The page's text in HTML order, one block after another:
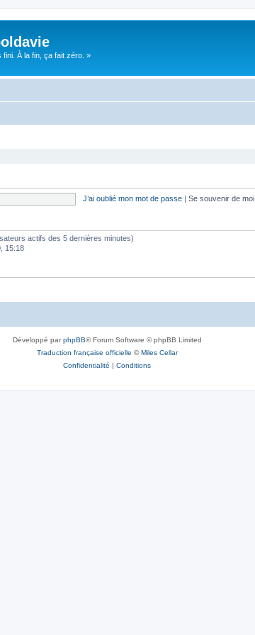
À la fin, ça fait zéro. »
J’ai oublié mon mot de passe | Se souvenir de moi
actifs des 5 dernières minutes)
15:18
Développé parphpBB® Forum Software © phpBB Limited
Traduction française officielle ©Miles Cellar
Confidentialité | Conditions